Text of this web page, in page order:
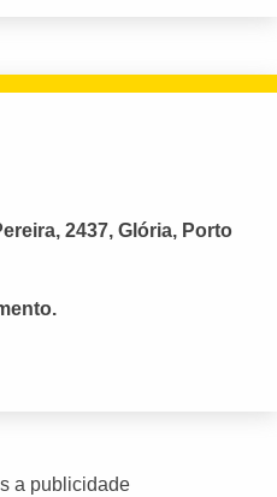
2437, Glória, Porto
a publicidade